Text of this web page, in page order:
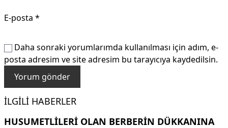
E-posta *
Daha sonraki yorumlarımda kullanılması için adım, e-
posta adresim ve site adresim bu tarayıcıya kaydedilsin.
İLGILI HABERLER
HUSUMETLILERI OLAN BERBERIN DÜKKANINA